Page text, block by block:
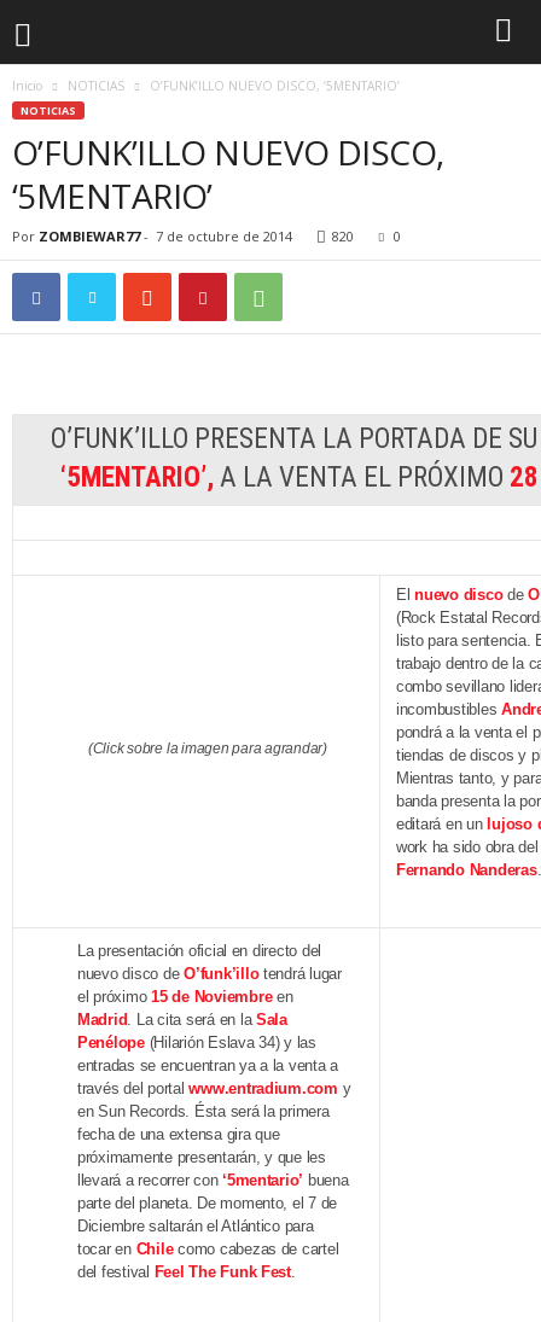
Inicio NOTICIAS O’FUNK’ILLO NUEVO DISCO, ‘5MENTARIO’
NOTICIAS
O’FUNK’ILLO NUEVO DISCO,
‘5MENTARIO’
Por ZOMBIEWAR77- 7 de octubre de 2014 820 0
O’FUNK’ILLO PRESENTA LA PORTADA DE
‘5MENTARIO’,A LA VENTA EL PRÓXIMO
(Click sobre la imagen para agrandar)
Elnuevo discode
(Rock Estatal
listo para sentencia.
trabajo dentro de la
combo sevillano
incombustibles
pondrá a la venta el
tiendas de discos y
Mientras tanto, y
banda presenta la
editará en un lujoso
work ha sido obra
Fernando Nanderas.
La presentación oficial en directo del
nuevo disco deO’funk’illotendrá lugar
el próximo15 de Noviembreen
Madrid. La cita será en laSala
Penélope(Hilarión Eslava 34) y las
entradas se encuentran ya a la venta a
través del portalwww.entradium.com y
en Sun Records. Ésta será la primera
fecha de una extensa gira que
próximamente presentarán, y que les
llevará a recorrer con‘5mentario’ buena
parte del planeta. De momento, el 7 de
Diciembre saltarán el Atlántico para
tocar en Chilecomo cabezas de cartel
del festival Feel The Funk Fest.